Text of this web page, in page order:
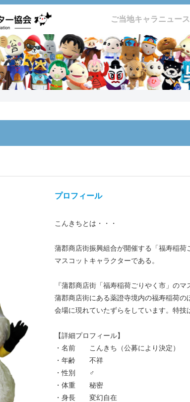
ご当地キャラニュース
プロフィール
こんきちとは・・・
蒲郡商店街振興組合が開催する「福寿稲
マスコットキャラクターである。
『蒲郡商店街「福寿稲荷ごりやく市」の
蒲郡商店街にある薬證寺境内の福寿稲荷
会場に現れていたずらをしています。特技
【詳細プロフィール】
・名前 こんきち（公募により決定）
・年齢 不祥
・性別 ♂
・体重 秘密
・身長 変幻自在